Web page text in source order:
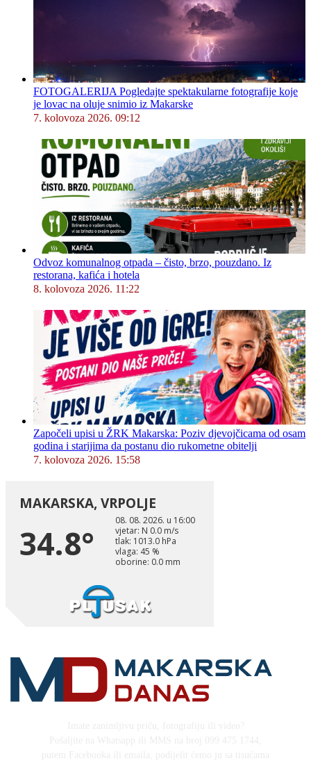
FOTOGALERIJA Pogledajte spektakularne fotografije koje
je lovac na oluje snimio iz Makarske
7. kolovoza 2026. 09:12
Odvoz komunalnog otpada – čisto, brzo, pouzdano. Iz
restorana, kafića i hotela
8. kolovoza 2026. 11:22
Započeli upisi u ŽRK Makarska: Poziv djevojčicama od osam
godina i starijima da postanu dio rukometne obitelji
7. kolovoza 2026. 15:58